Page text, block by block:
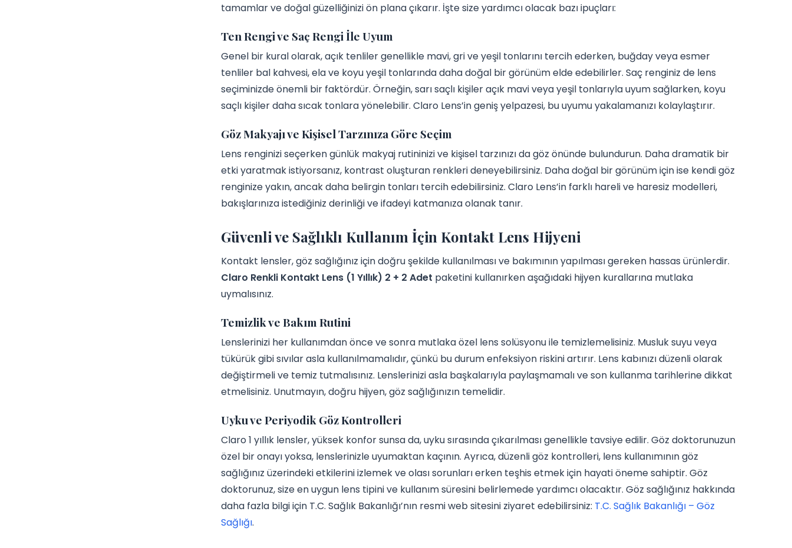
tamamlar ve doğal güzelliğinizi ön plana çıkarır. İşte size yardımcı olacak bazı ipuçları:
Ten Rengi ve Saç Rengi İle Uyum
Genel bir kural olarak, açık tenliler genellikle mavi, gri ve yeşil tonlarını tercih ederken, buğday veya esmer
tenliler bal kahvesi, ela ve koyu yeşil tonlarında daha doğal bir görünüm elde edebilirler. Saç renginiz de lens
seçiminizde önemli bir faktördür. Örneğin, sarı saçlı kişiler açık mavi veya yeşil tonlarıyla uyum sağlarken, koyu
saçlı kişiler daha sıcak tonlara yönelebilir. Claro Lens’in geniş yelpazesi, bu uyumu yakalamanızı kolaylaştırır.
Göz Makyajı ve Kişisel Tarzınıza Göre Seçim
Lens renginizi seçerken günlük makyaj rutininizi ve kişisel tarzınızı da göz önünde bulundurun. Daha dramatik bir
etki yaratmak istiyorsanız, kontrast oluşturan renkleri deneyebilirsiniz. Daha doğal bir görünüm için ise kendi göz
renginize yakın, ancak daha belirgin tonları tercih edebilirsiniz. Claro Lens’in farklı hareli ve haresiz modelleri,
bakışlarınıza istediğiniz derinliği ve ifadeyi katmanıza olanak tanır.
Güvenli ve Sağlıklı Kullanım İçin Kontakt Lens Hijyeni
Kontakt lensler, göz sağlığınız için doğru şekilde kullanılması ve bakımının yapılması gereken hassas ürünlerdir.
Claro Renkli Kontakt Lens (1 Yıllık) 2 + 2 Adet paketini kullanırken aşağıdaki hijyen kurallarına mutlaka
uymalısınız.
Temizlik ve Bakım Rutini
Lenslerinizi her kullanımdan önce ve sonra mutlaka özel lens solüsyonu ile temizlemelisiniz. Musluk suyu veya
tükürük gibi sıvılar asla kullanılmamalıdır, çünkü bu durum enfeksiyon riskini artırır. Lens kabınızı düzenli olarak
değiştirmeli ve temiz tutmalısınız. Lenslerinizi asla başkalarıyla paylaşmamalı ve son kullanma tarihlerine dikkat
etmelisiniz. Unutmayın, doğru hijyen, göz sağlığınızın temelidir.
Uyku ve Periyodik Göz Kontrolleri
Claro 1 yıllık lensler, yüksek konfor sunsa da, uyku sırasında çıkarılması genellikle tavsiye edilir. Göz doktorunuzun
özel bir onayı yoksa, lenslerinizle uyumaktan kaçının. Ayrıca, düzenli göz kontrolleri, lens kullanımının göz
sağlığınız üzerindeki etkilerini izlemek ve olası sorunları erken teşhis etmek için hayati öneme sahiptir. Göz
doktorunuz, size en uygun lens tipini ve kullanım süresini belirlemede yardımcı olacaktır. Göz sağlığınız hakkında
daha fazla bilgi için T.C. Sağlık Bakanlığı’nın resmi web sitesini ziyaret edebilirsiniz: T.C. Sağlık Bakanlığı – Göz
Sağlığı.